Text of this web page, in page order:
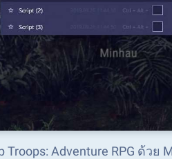
Troops: Adventure RPG ด้